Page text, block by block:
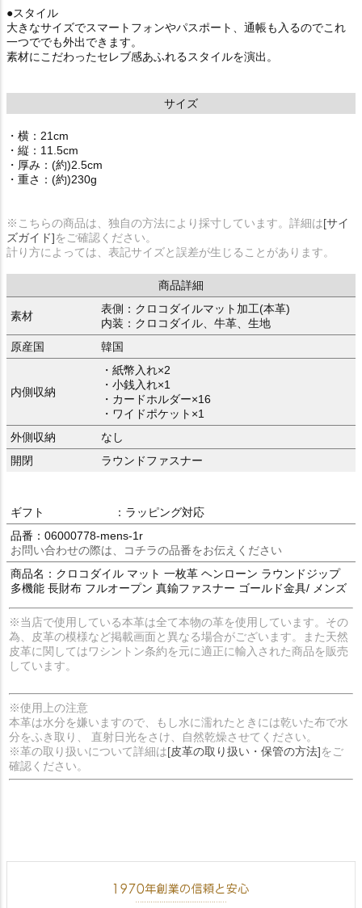
●スタイル
大きなサイズでスマートフォンやパスポート、通帳も入るのでこれ
一つででも外出できます。
素材にこだわったセレブ感あふれるスタイルを演出。
サイズ
・横：21cm
・縦：11.5cm
・厚み：(約)2.5cm
・重さ：(約)230g
※こちらの商品は、独自の方法により採寸しています。詳細は[サイ
ズガイド]をご確認ください。
計り方によっては、表記サイズと誤差が生じることがあります。
商品詳細
素材
表側：クロコダイルマット加工(本革)
内装：クロコダイル、牛革、生地
原産国
韓国
内側収納
・紙幣入れ×2
・小銭入れ×1
・カードホルダー×16
・ワイドポケット×1
外側収納
なし
開閉
ラウンドファスナー
ギフト
：ラッピング対応
品番：06000778-mens-1r
お問い合わせの際は、コチラの品番をお伝えください
商品名：クロコダイル マット 一枚革 ヘンローン ラウンドジップ
多機能 長財布 フルオープン 真鍮ファスナー ゴールド金具/ メンズ
※当店で使用している本革は全て本物の革を使用しています。その
為、皮革の模様など掲載画面と異なる場合がございます。また天然
皮革に関してはワシントン条約を元に適正に輸入された商品を販売
しています。
※使用上の注意
本革は水分を嫌いますので、もし水に濡れたときには乾いた布で水
分をふき取り、 直射日光をさけ、自然乾燥させてください。
※革の取り扱いについて詳細は[皮革の取り扱い・保管の方法]をご
確認ください。